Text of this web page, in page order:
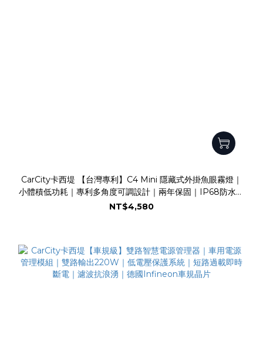
CarCity卡西堤 【台灣專利】C4 Mini 隱藏式外掛魚眼霧燈｜
小體積低功耗｜專利多角度可調設計｜兩年保固｜IP68防水防
塵｜水平切線｜魚眼霧燈｜外掛霧燈
NT$4,580